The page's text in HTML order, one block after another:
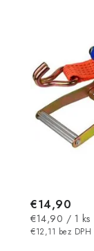
€12,11 bez DPH
€14,90
Jednotková
cena:
€14,90 / 1 ks